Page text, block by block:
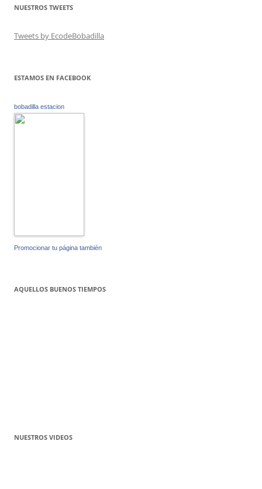
NUESTROS TWEETS
Tweets by EcodeBobadilla
ESTAMOS EN FACEBOOK
bobadilla estacion
Promocionar tu página también
AQUELLOS BUENOS TIEMPOS
NUESTROS VIDEOS